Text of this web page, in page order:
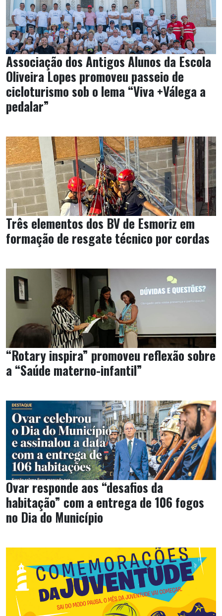
Associação dos Antigos Alunos da Escola
Oliveira Lopes promoveu passeio de
cicloturismo sob o lema “Viva +Válega a
pedalar”
Três elementos dos BV de Esmoriz em
formação de resgate técnico por cordas
“Rotary inspira” promoveu reflexão sobre
a “Saúde materno-infantil”
Ovar responde aos “desafios da
habitação” com a entrega de 106 fogos
no Dia do Município